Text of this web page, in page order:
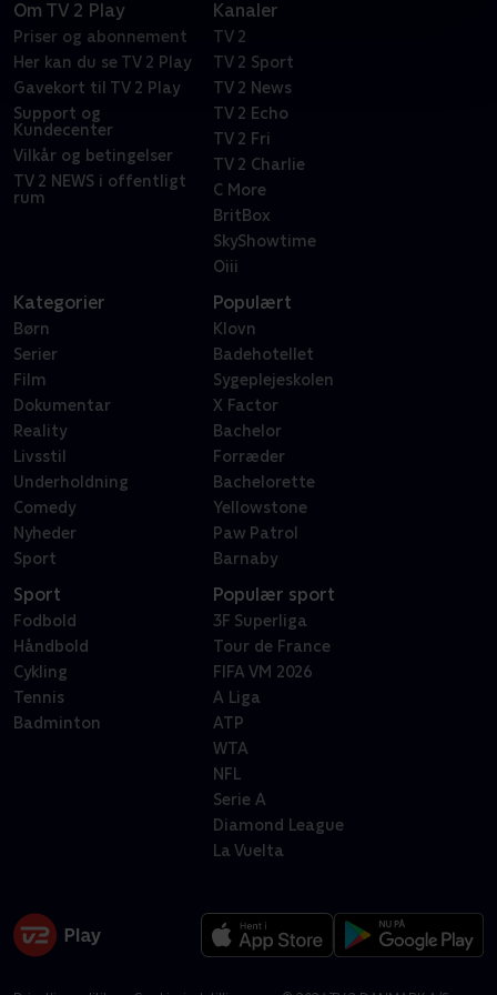
Om TV 2 Play
Priser og abonnement
Her kan du se TV 2 Play
Gavekort til TV 2 Play
Support og
Kundecenter
Vilkår og betingelser
TV 2 NEWS i offentligt
rum
Kanaler
TV 2
TV 2 Sport
TV 2 News
TV 2 Echo
TV 2 Fri
TV 2 Charlie
C More
BritBox
SkyShowtime
Oiii
Kategorier
Børn
Serier
Film
Dokumentar
Reality
Livsstil
Underholdning
Comedy
Nyheder
Sport
Populært
Klovn
Badehotellet
Sygeplejeskolen
X Factor
Bachelor
Forræder
Bachelorette
Yellowstone
Paw Patrol
Barnaby
Sport
Fodbold
Håndbold
Cykling
Tennis
Badminton
Populær sport
3F Superliga
Tour de France
FIFA VM 2026
A Liga
ATP
WTA
NFL
Serie A
Diamond League
La Vuelta